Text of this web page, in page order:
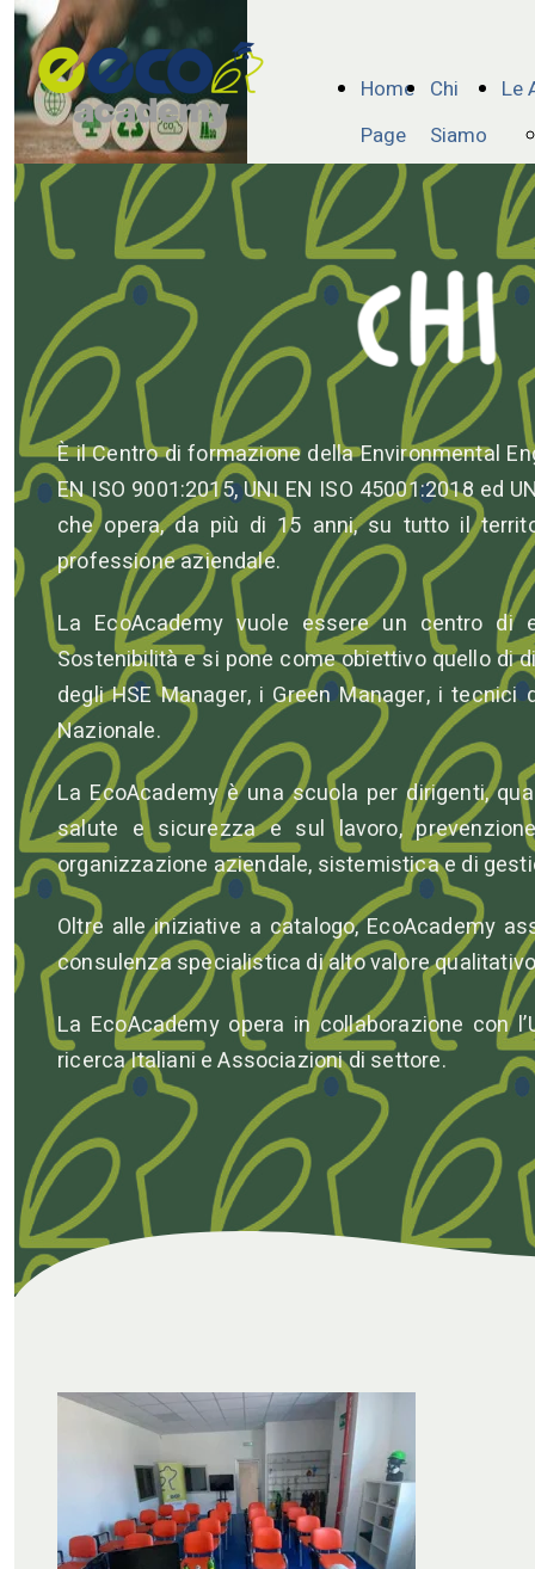
Home
Page
Chi
Siamo
Le
È il Centro di formazione della Environmental
EN ISO 9001:2015, UNI EN ISO 45001:2018 ed
che opera, da più di 15 anni, su tutto il
professione aziendale.
La EcoAcademy vuole essere un centro di
Sostenibilità e si pone come obiettivo quello di
degli HSE Manager, i Green Manager, i
Nazionale.
La EcoAcademy è una scuola per dirigenti,
salute e sicurezza e sul lavoro,
organizzazione aziendale, sistemistica e di
Oltre alle iniziative a catalogo, EcoAcademy
consulenza specialistica di alto valore
La EcoAcademy opera in collaborazione con
ricerca Italiani e Associazioni di settore.